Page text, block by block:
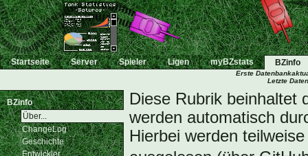
Startseite Server Spieler Ligen myBZstats BZinfo
Erste
Letzte
BZinfo
Über...
ChangeLog
Geschichte
Entwickler
Diese Rubrik beinhaltet
werden automatisch
Hierbei werden